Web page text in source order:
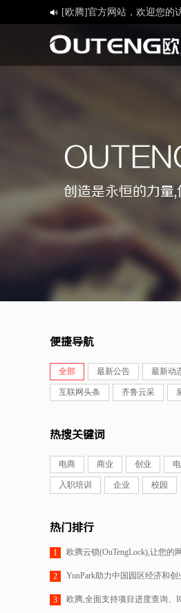

创造一流品牌 打造一流服务
创造是永恒的力量
便捷导航
全部 最新公告 最新动
互联网头条 齐鲁云采
热搜关键词
电商 商业 创业
入职培训 企业 校园
热门排行
1 欧腾云锁(OuTengLock),让您的
2 YunPark助力中国园区经济和
3 欧腾,全面支持项目进度查询、